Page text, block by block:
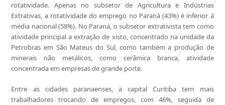
rotatividade. Apenas no subsetor de Agricultura e Indústrias
Extrativas, a rotatividade do emprego no Paraná (43%) é inferior à
média nacional (58%). No Paraná, o subsetor extrativista tem como
atividade principal a extração de xisto, concentrado na unidade da
Petrobras em São Mateus do Sul, como também a produção de
minerais não metálicos, como cerâmica branca, atividade
concentrada em empresas de grande porte.
Entre as cidades paranaenses, a capital Curitiba tem mais
trabalhadores trocando de empregos, com 46%, seguida de